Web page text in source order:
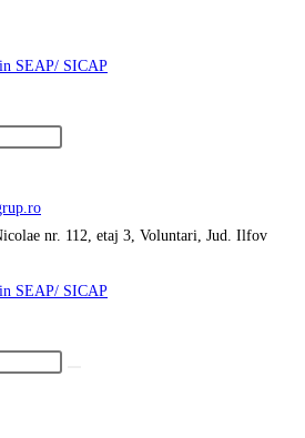
SEAP/ SICAP
nr. 112, etaj 3, Voluntari, Jud. Ilfov
SEAP/ SICAP